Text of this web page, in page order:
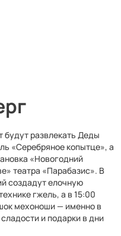
будут развлекать Деды
«Серебряное копытце», а
«Новогодний
театра «Парабазис». В
создадут елочную
гжель, а в 15:00
мехоноши — именно в
и подарки в дни